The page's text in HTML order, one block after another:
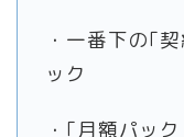
・一番下の｢
ック
・｢月額パッ